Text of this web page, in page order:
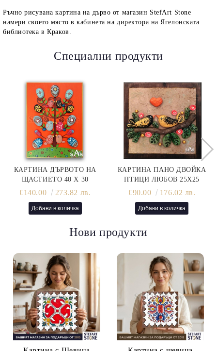
Ръчно рисувана картина на дърво от магазин StefArt Stone
намери своето място в кабинета на директора на Ягелонската
библиотека в Краков.
Специални продукти
КАРТИНА ДЪРВОТО НА
ЩАСТИЕТО 40 Х 30
€140.00 273.82 лв.
КАРТИНА ПАНО ДВОЙКА
ПТИЦИ ЛЮБОВ 25Х25
€90.00 176.02 лв.
Нови продукти